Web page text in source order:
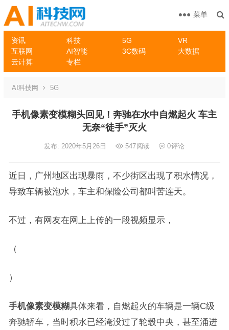
资讯 科技 5G
VR
互联网
AI智能 3C数码
大数据
云计算
专栏
菜单
AI科技网 5G
手机像素变模糊头回见！奔驰在水中自燃起火 车主
无奈“徒手”灭火
发布: 2020年5月26日 547阅读 0评论
近日，广州地区出现暴雨，不少街区出现了积水情况，
导致车辆被泡水，车主和保险公司都叫苦连天。
不过，有网友在网上上传的一段视频显示，
（
）
手机像素变模糊具体来看，自燃起火的车辆是一辆C级
奔驰轿车，当时积水已经淹没过了轮毂中央，甚至涌进